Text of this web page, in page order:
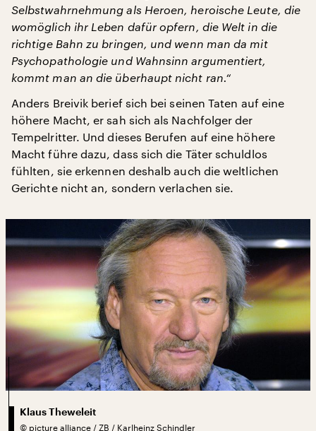
Selbstwahrnehmung als Heroen, heroische Leute, die
womöglich ihr Leben dafür opfern, die Welt in die
richtige Bahn zu bringen, und wenn man da mit
Psychopathologie und Wahnsinn argumentiert,
kommt man an die überhaupt nicht ran.“
Anders Breivik berief sich bei seinen Taten auf eine
höhere Macht, er sah sich als Nachfolger der
Tempelritter. Und dieses Berufen auf eine höhere
Macht führe dazu, dass sich die Täter schuldlos
fühlten, sie erkennen deshalb auch die weltlichen
Gerichte nicht an, sondern verlachen sie.
Klaus Theweleit
© picture alliance / ZB / Karlheinz Schindler